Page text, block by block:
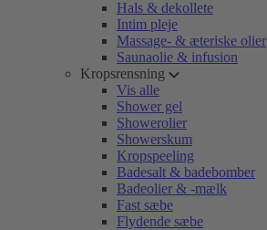
Hals & dekollete
Intim pleje
Massage- & æteriske olier
Saunaolie & infusion
Kropsrensning
Vis alle
Shower gel
Showerolier
Showerskum
Kropspeeling
Badesalt & badebomber
Badeolier & -mælk
Fast sæbe
Flydende sæbe